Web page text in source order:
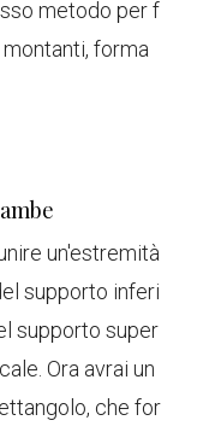
metodo per f
forma
un'estremità
supporto inferi
supporto super
Ora avrai un
che for